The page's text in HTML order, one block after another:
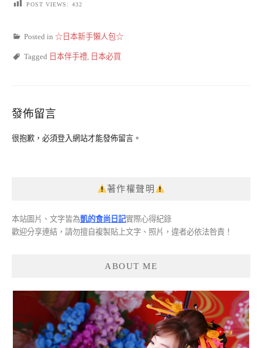
POST VIEWS: 432
Posted in ☆日本新手懶人包☆
Tagged 日本伴手禮, 日本必買
發佈留言
很抱歉，必須登入網站才能發佈留言。
著作權聲明
本站圖片、文字皆為凱的食尚日記實際心得紀錄
歡迎分享連結，請勿擅自複製貼上文字、照片，違者必依法咎責！
ABOUT ME